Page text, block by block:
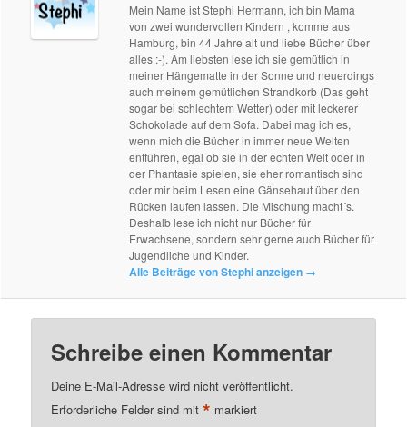
Mein Name ist Stephi Hermann, ich bin Mama
von zwei wundervollen Kindern , komme aus
Hamburg, bin 44 Jahre alt und liebe Bücher über
alles :-). Am liebsten lese ich sie gemütlich in
meiner Hängematte in der Sonne und neuerdings
auch meinem gemütlichen Strandkorb (Das geht
sogar bei schlechtem Wetter) oder mit leckerer
Schokolade auf dem Sofa. Dabei mag ich es,
wenn mich die Bücher in immer neue Welten
entführen, egal ob sie in der echten Welt oder in
der Phantasie spielen, sie eher romantisch sind
oder mir beim Lesen eine Gänsehaut über den
Rücken laufen lassen. Die Mischung macht´s.
Deshalb lese ich nicht nur Bücher für
Erwachsene, sondern sehr gerne auch Bücher für
Jugendliche und Kinder.
Alle Beiträge von Stephi anzeigen →
Schreibe einen Kommentar
Deine E-Mail-Adresse wird nicht veröffentlicht.
Erforderliche Felder sind mit* markiert